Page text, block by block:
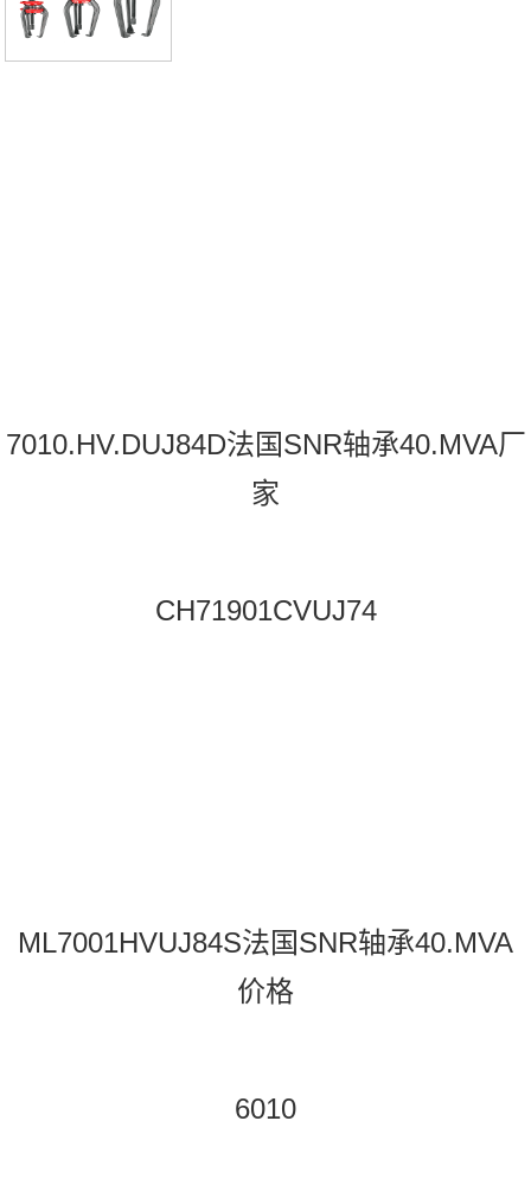
7010.HV.DUJ84D法国SNR轴承40.MVA厂
家
CH71901CVUJ74
ML7001HVUJ84S法国SNR轴承40.MVA
价格
6010